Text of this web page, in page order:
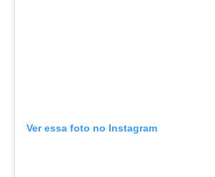
Ver essa foto no Instagram